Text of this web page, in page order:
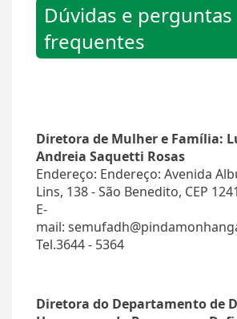
Dúvidas e perguntas
frequentes
Diretora de Mulher e Família:
Andreia Saquetti Rosas
Endereço: Endereço: Avenida
Lins, 138 - São Benedito, CEP
E-
mail:
Tel.3644 - 5364
Diretora do Departamento de